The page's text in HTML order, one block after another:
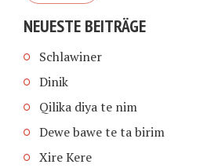
NEUESTE BEITRÄGE
Schlawiner
Dinik
Qilika diya te nim
Dewe bawe te ta birim
Xire Kere